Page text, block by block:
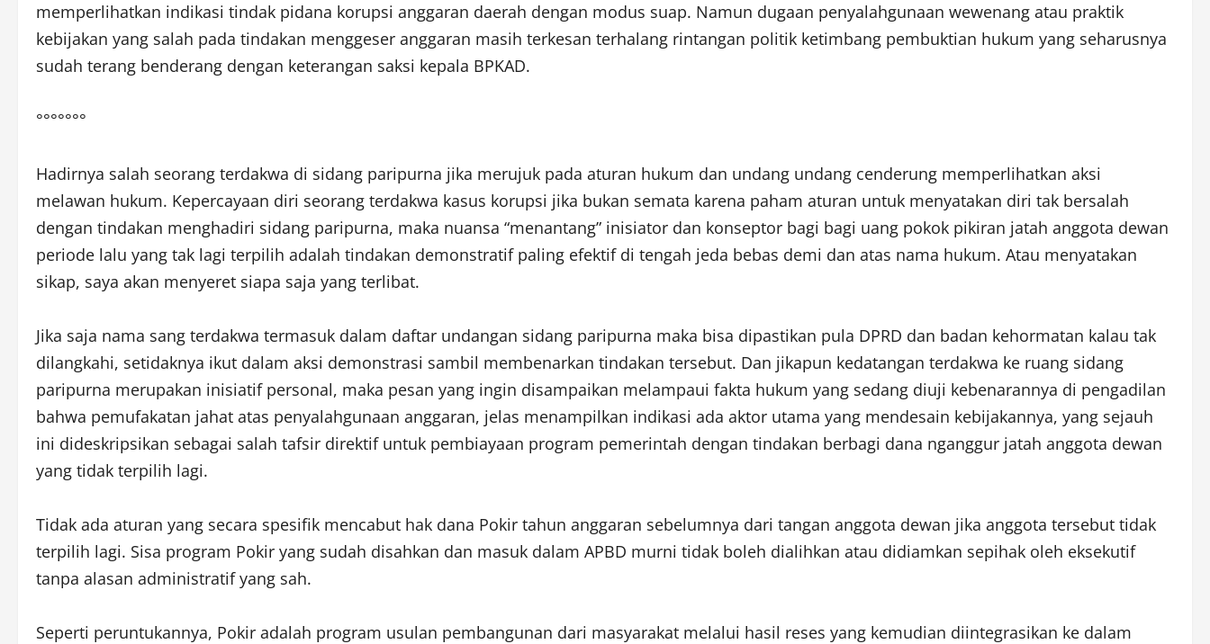
memperlihatkan indikasi tindak pidana korupsi anggaran daerah dengan modus suap. Namun dugaan penyalahgunaan wewenang atau praktik
kebijakan yang salah pada tindakan menggeser anggaran masih terkesan terhalang rintangan politik ketimbang pembuktian hukum yang seharusnya
sudah terang benderang dengan keterangan saksi kepala BPKAD.
°°°°°°°
Hadirnya salah seorang terdakwa di sidang paripurna jika merujuk pada aturan hukum dan undang undang cenderung memperlihatkan aksi
melawan hukum. Kepercayaan diri seorang terdakwa kasus korupsi jika bukan semata karena paham aturan untuk menyatakan diri tak bersalah
dengan tindakan menghadiri sidang paripurna, maka nuansa “menantang” inisiator dan konseptor bagi bagi uang pokok pikiran jatah anggota dewan
periode lalu yang tak lagi terpilih adalah tindakan demonstratif paling efektif di tengah jeda bebas demi dan atas nama hukum. Atau menyatakan
sikap, saya akan menyeret siapa saja yang terlibat.
Jika saja nama sang terdakwa termasuk dalam daftar undangan sidang paripurna maka bisa dipastikan pula DPRD dan badan kehormatan kalau tak
dilangkahi, setidaknya ikut dalam aksi demonstrasi sambil membenarkan tindakan tersebut. Dan jikapun kedatangan terdakwa ke ruang sidang
paripurna merupakan inisiatif personal, maka pesan yang ingin disampaikan melampaui fakta hukum yang sedang diuji kebenarannya di pengadilan
bahwa pemufakatan jahat atas penyalahgunaan anggaran, jelas menampilkan indikasi ada aktor utama yang mendesain kebijakannya, yang sejauh
ini dideskripsikan sebagai salah tafsir direktif untuk pembiayaan program pemerintah dengan tindakan berbagi dana nganggur jatah anggota dewan
yang tidak terpilih lagi.
Tidak ada aturan yang secara spesifik mencabut hak dana Pokir tahun anggaran sebelumnya dari tangan anggota dewan jika anggota tersebut tidak
terpilih lagi. Sisa program Pokir yang sudah disahkan dan masuk dalam APBD murni tidak boleh dialihkan atau didiamkan sepihak oleh eksekutif
tanpa alasan administratif yang sah.
Seperti peruntukannya, Pokir adalah program usulan pembangunan dari masyarakat melalui hasil reses yang kemudian diintegrasikan ke dalam